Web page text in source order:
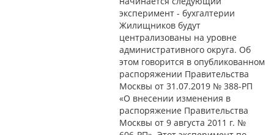
эксперимент - бухгалтерии
Жилищников будут
централизованы на уровне
административного округа. Об
этом говорится в опубликованном
распоряжении Правительства
Москвы от 31.07.2019 № 388-РП
«О внесении изменения в
распоряжение Правительства
Москвы от 9 августа 2011 г. №